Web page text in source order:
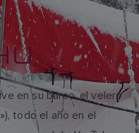
en su barco, el velero
todo el año en el